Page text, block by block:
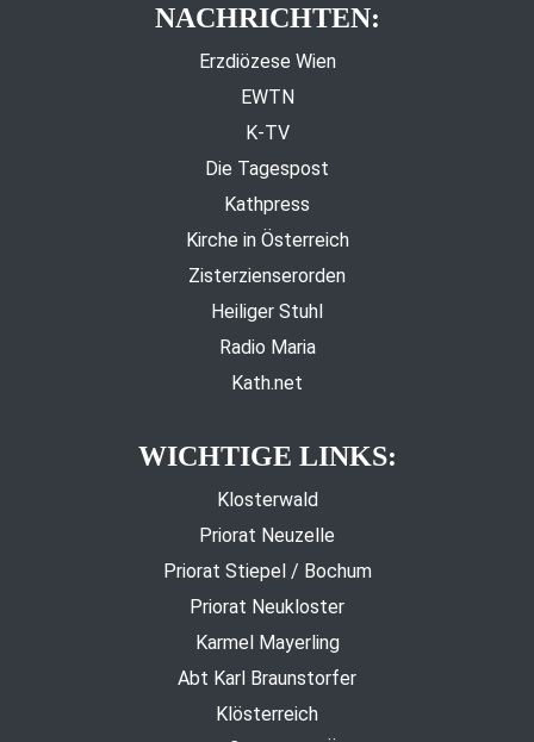
NACHRICHTEN:
Erzdiözese Wien
EWTN
K-TV
Die Tagespost
Kathpress
Kirche in Österreich
Zisterzienserorden
Heiliger Stuhl
Radio Maria
Kath.net
WICHTIGE LINKS:
Klosterwald
Priorat Neuzelle
Priorat Stiepel / Bochum
Priorat Neukloster
Karmel Mayerling
Abt Karl Braunstorfer
Klösterreich